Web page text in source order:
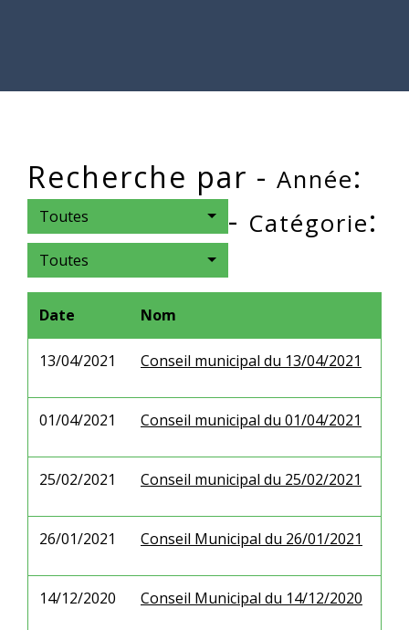
Recherche par - Année:
Toutes - Catégorie:
Toutes
Date Nom
13/04/2021 Conseil municipal du 13/04/2021
01/04/2021 Conseil municipal du 01/04/2021
25/02/2021 Conseil municipal du 25/02/2021
26/01/2021 Conseil Municipal du 26/01/2021
14/12/2020 Conseil Municipal du 14/12/2020